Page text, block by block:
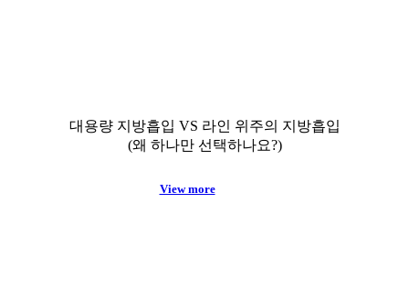
대용량 지방흡입 VS 라인 위주의 지방흡입
(왜 하나만 선택하나요?)
View more